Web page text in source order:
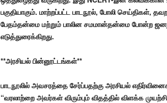
பகுதியாகும். மாற்றப்பட்ட பாடநூல், போலி செய்திகள்,
பேதம்தன்மை மற்றும் பாலின சமமான்தன்மை போன்ற
எடுத்துரைக்கிறது.
**அரசியல் பின்னூட்டங்கள்**
பாடநூலில் அவசரத்தை சேர்ப்பதற்கு அரசியல்
“வரலாற்றை அவர்கள் விரும்பும் விதத்தில் விளக்க